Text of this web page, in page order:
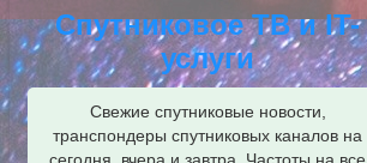
Спутниковое ТВ и IT-
услуги
Свежие спутниковые новости,
транспондеры спутниковых каналов на